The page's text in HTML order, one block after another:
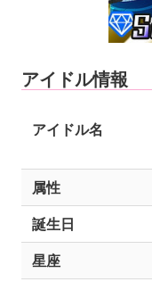
アイドル情報
アイドル名
属性
誕生日
星座